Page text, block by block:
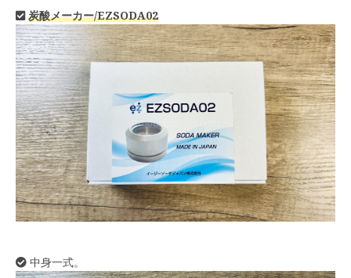
炭酸メーカー/EZSODA02
中身一式。